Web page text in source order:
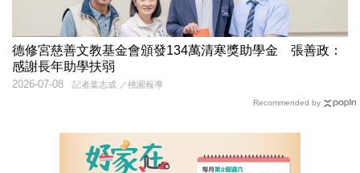
德修宮慈善文教基金會頒發134萬清寒獎助學金 張善政：
感謝長年助學扶弱
記者葉志成 ／桃園報導
2026-07-08
Recommended by